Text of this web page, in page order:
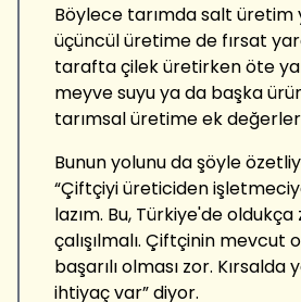
Böylece tarımda salt üretim
üçüncül üretime de fırsat
tarafta çilek üretirken öte
meyve suyu ya da başka
tarımsal üretime ek değerler
Bunun yolunu da şöyle
“Çiftçiyi üreticiden
lazım. Bu, Türkiye'de
çalışılmalı. Çiftçinin mevcut
başarılı olması zor.
ihtiyaç var” diyor.